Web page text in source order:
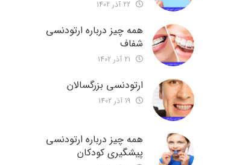
همه چیز درباره ارتودنسی
شفاف
ارتودنسی بزرگسالان
همه چیز درباره ارتودنسی
پیشگیری کودکان